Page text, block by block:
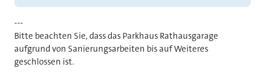
---
Bitte beachten Sie, dass das Parkhaus Rathausgarage
aufgrund von Sanierungsarbeiten bis auf Weiteres
geschlossen ist.